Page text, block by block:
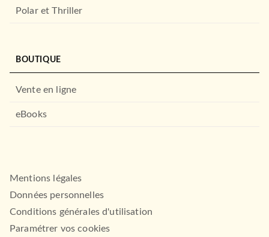
Polar et Thriller
BOUTIQUE
Vente en ligne
eBooks
Mentions légales
Données personnelles
Conditions générales d'utilisation
Paramétrer vos cookies